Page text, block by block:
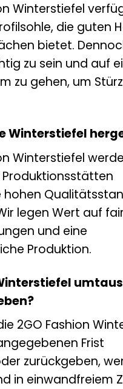
Winterstiefel
die guten
bietet.
zu sein und auf
zu gehen, um
Winterstiefel
Winterstiefel
hohen
legen Wert auf
und eine
Produktion.
2GO Fashion
Frist
zurückgeben,
in einwandfreiem